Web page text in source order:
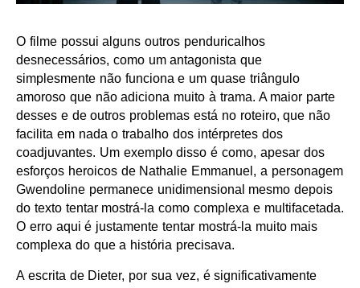
O filme possui alguns outros penduricalhos
desnecessários, como um antagonista que
simplesmente não funciona e um quase triângulo
amoroso que não adiciona muito à trama. A maior parte
desses e de outros problemas está no roteiro, que não
facilita em nada o trabalho dos intérpretes dos
coadjuvantes. Um exemplo disso é como, apesar dos
esforços heroicos de Nathalie Emmanuel, a personagem
Gwendoline permanece unidimensional mesmo depois
do texto tentar mostrá-la como complexa e multifacetada.
O erro aqui é justamente tentar mostrá-la muito mais
complexa do que a história precisava.
A escrita de Dieter, por sua vez, é significativamente